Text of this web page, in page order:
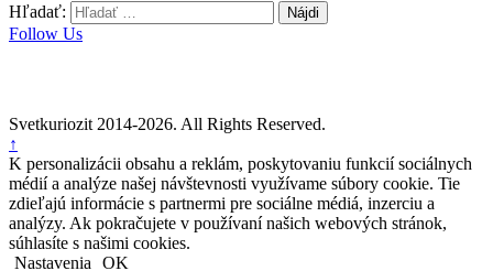
Hľadať:
Follow Us
Svetkuriozit 2014-2026. All Rights Reserved.
↑
K personalizácii obsahu a reklám, poskytovaniu funkcií sociálnych
médií a analýze našej návštevnosti využívame súbory cookie. Tie
zdieľajú informácie s partnermi pre sociálne médiá, inzerciu a
analýzy. Ak pokračujete v používaní našich webových stránok,
súhlasíte s našimi cookies.
Nastavenia
OK